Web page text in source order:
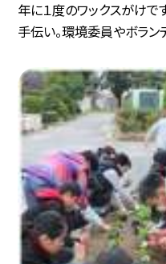
年に１度のワックスがけ
手伝い。環境委員やボラン